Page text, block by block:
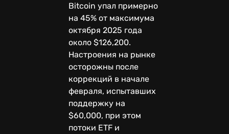
Bitcoin упал примерно
на 45% от максимума
октября 2025 года
около $126,200.
Настроения на рынке
осторожны после
коррекций в начале
февраля, испытавших
поддержку на
$60,000, при этом
потоки ETF и